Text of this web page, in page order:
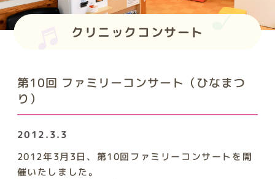
クリニックコンサート
第10回 ファミリーコンサート（ひなまつ
り）
2012.3.3
2012年3月3日、第10回ファミリーコンサートを開
催いたしました。